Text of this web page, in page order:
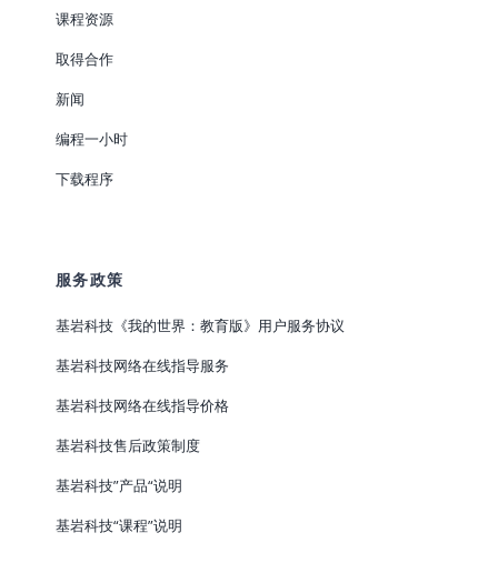
课程资源
取得合作
新闻
编程一小时
下载程序
服务政策
基岩科技《我的世界：教育版》用户服务协议
基岩科技网络在线指导服务
基岩科技网络在线指导价格
基岩科技售后政策制度
基岩科技”产品“说明
基岩科技“课程”说明